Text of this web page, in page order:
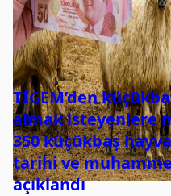
TİGEM’den
almak isteyenlere
350 küçükbaş
tarihi ve
açıklandı